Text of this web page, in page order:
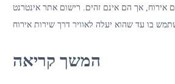
אירוח, אך הם אינם זהים. רישום אתר אינטרנט
המשך קריאה